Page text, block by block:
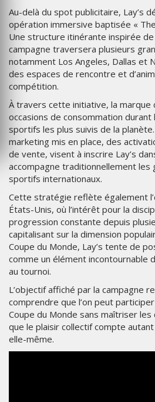
Au-delà du spot publicitaire, Lay’s
opération immersive baptisée «
Une structure itinérante inspirée de
campagne traversera plusieurs
notamment Los Angeles, Dallas et
des espaces de rencontre et
compétition.
À travers cette initiative, la marque
occasions de consommation durant
sportifs les plus suivis de la
marketing mis en place, des
de vente, visent à inscrire Lay’s
accompagne traditionnellement les
sportifs internationaux.
Cette stratégie reflète également
États-Unis, où l’intérêt pour la
progression constante depuis
capitalisant sur la dimension
Coupe du Monde, Lay’s tente de
comme un élément incontournable
au tournoi.
L’objectif affiché par la campagne
comprendre que l’on peut participer
Coupe du Monde sans maîtriser
que le plaisir collectif compte
elle-même.